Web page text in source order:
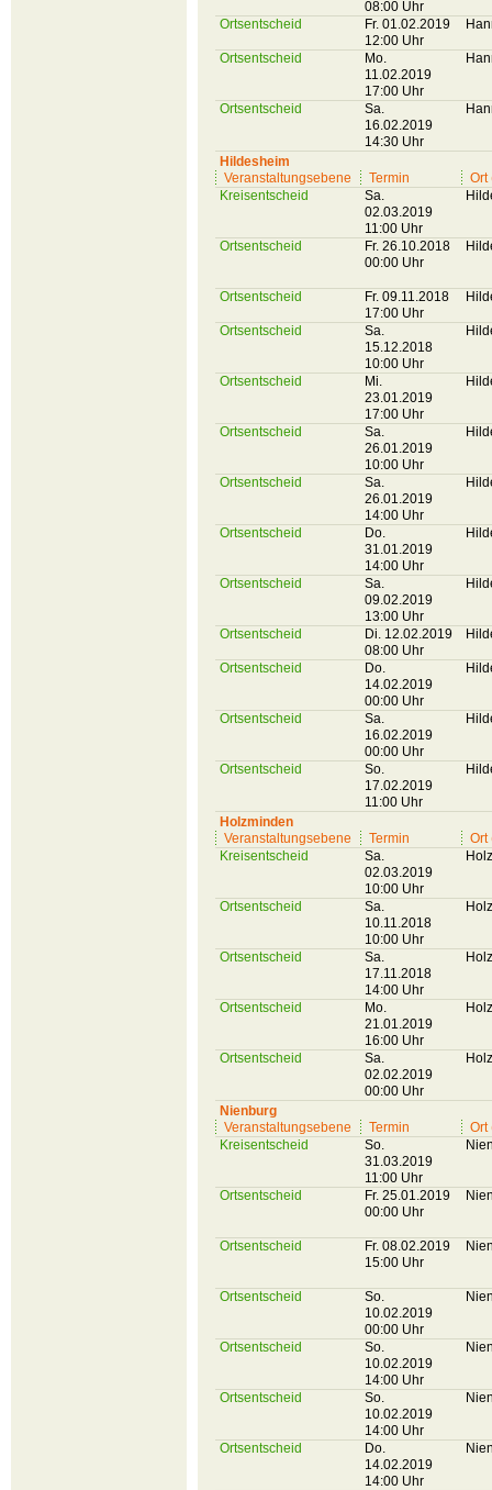
08:00 Uhr
Ortsentscheid
Fr. 01.02.2019
12:00 Uhr
Ortsentscheid
Mo.
11.02.2019
17:00 Uhr
Ortsentscheid
Sa.
16.02.2019
14:30 Uhr
Hildesheim
Veranstaltungsebene
Termin
Ort
Kreisentscheid
Sa.
02.03.2019
11:00 Uhr
Ortsentscheid
Fr. 26.10.2018
00:00 Uhr
Ortsentscheid
Fr. 09.11.2018
17:00 Uhr
Ortsentscheid
Sa.
15.12.2018
10:00 Uhr
Ortsentscheid
Mi.
23.01.2019
17:00 Uhr
Ortsentscheid
Sa.
26.01.2019
10:00 Uhr
Ortsentscheid
Sa.
26.01.2019
14:00 Uhr
Ortsentscheid
Do.
31.01.2019
14:00 Uhr
Ortsentscheid
Sa.
09.02.2019
13:00 Uhr
Ortsentscheid
Di. 12.02.2019
08:00 Uhr
Ortsentscheid
Do.
14.02.2019
00:00 Uhr
Ortsentscheid
Sa.
16.02.2019
00:00 Uhr
Ortsentscheid
So.
17.02.2019
11:00 Uhr
Holzminden
Veranstaltungsebene
Termin
Ort
Kreisentscheid
Sa.
02.03.2019
10:00 Uhr
Ortsentscheid
Sa.
10.11.2018
10:00 Uhr
Ortsentscheid
Sa.
17.11.2018
14:00 Uhr
Ortsentscheid
Mo.
21.01.2019
16:00 Uhr
Ortsentscheid
Sa.
02.02.2019
00:00 Uhr
Nienburg
Veranstaltungsebene
Termin
Ort
Kreisentscheid
So.
31.03.2019
11:00 Uhr
Ortsentscheid
Fr. 25.01.2019
00:00 Uhr
Ortsentscheid
Fr. 08.02.2019
15:00 Uhr
Ortsentscheid
So.
10.02.2019
00:00 Uhr
Ortsentscheid
So.
10.02.2019
14:00 Uhr
Ortsentscheid
So.
10.02.2019
14:00 Uhr
Ortsentscheid
Do.
14.02.2019
14:00 Uhr